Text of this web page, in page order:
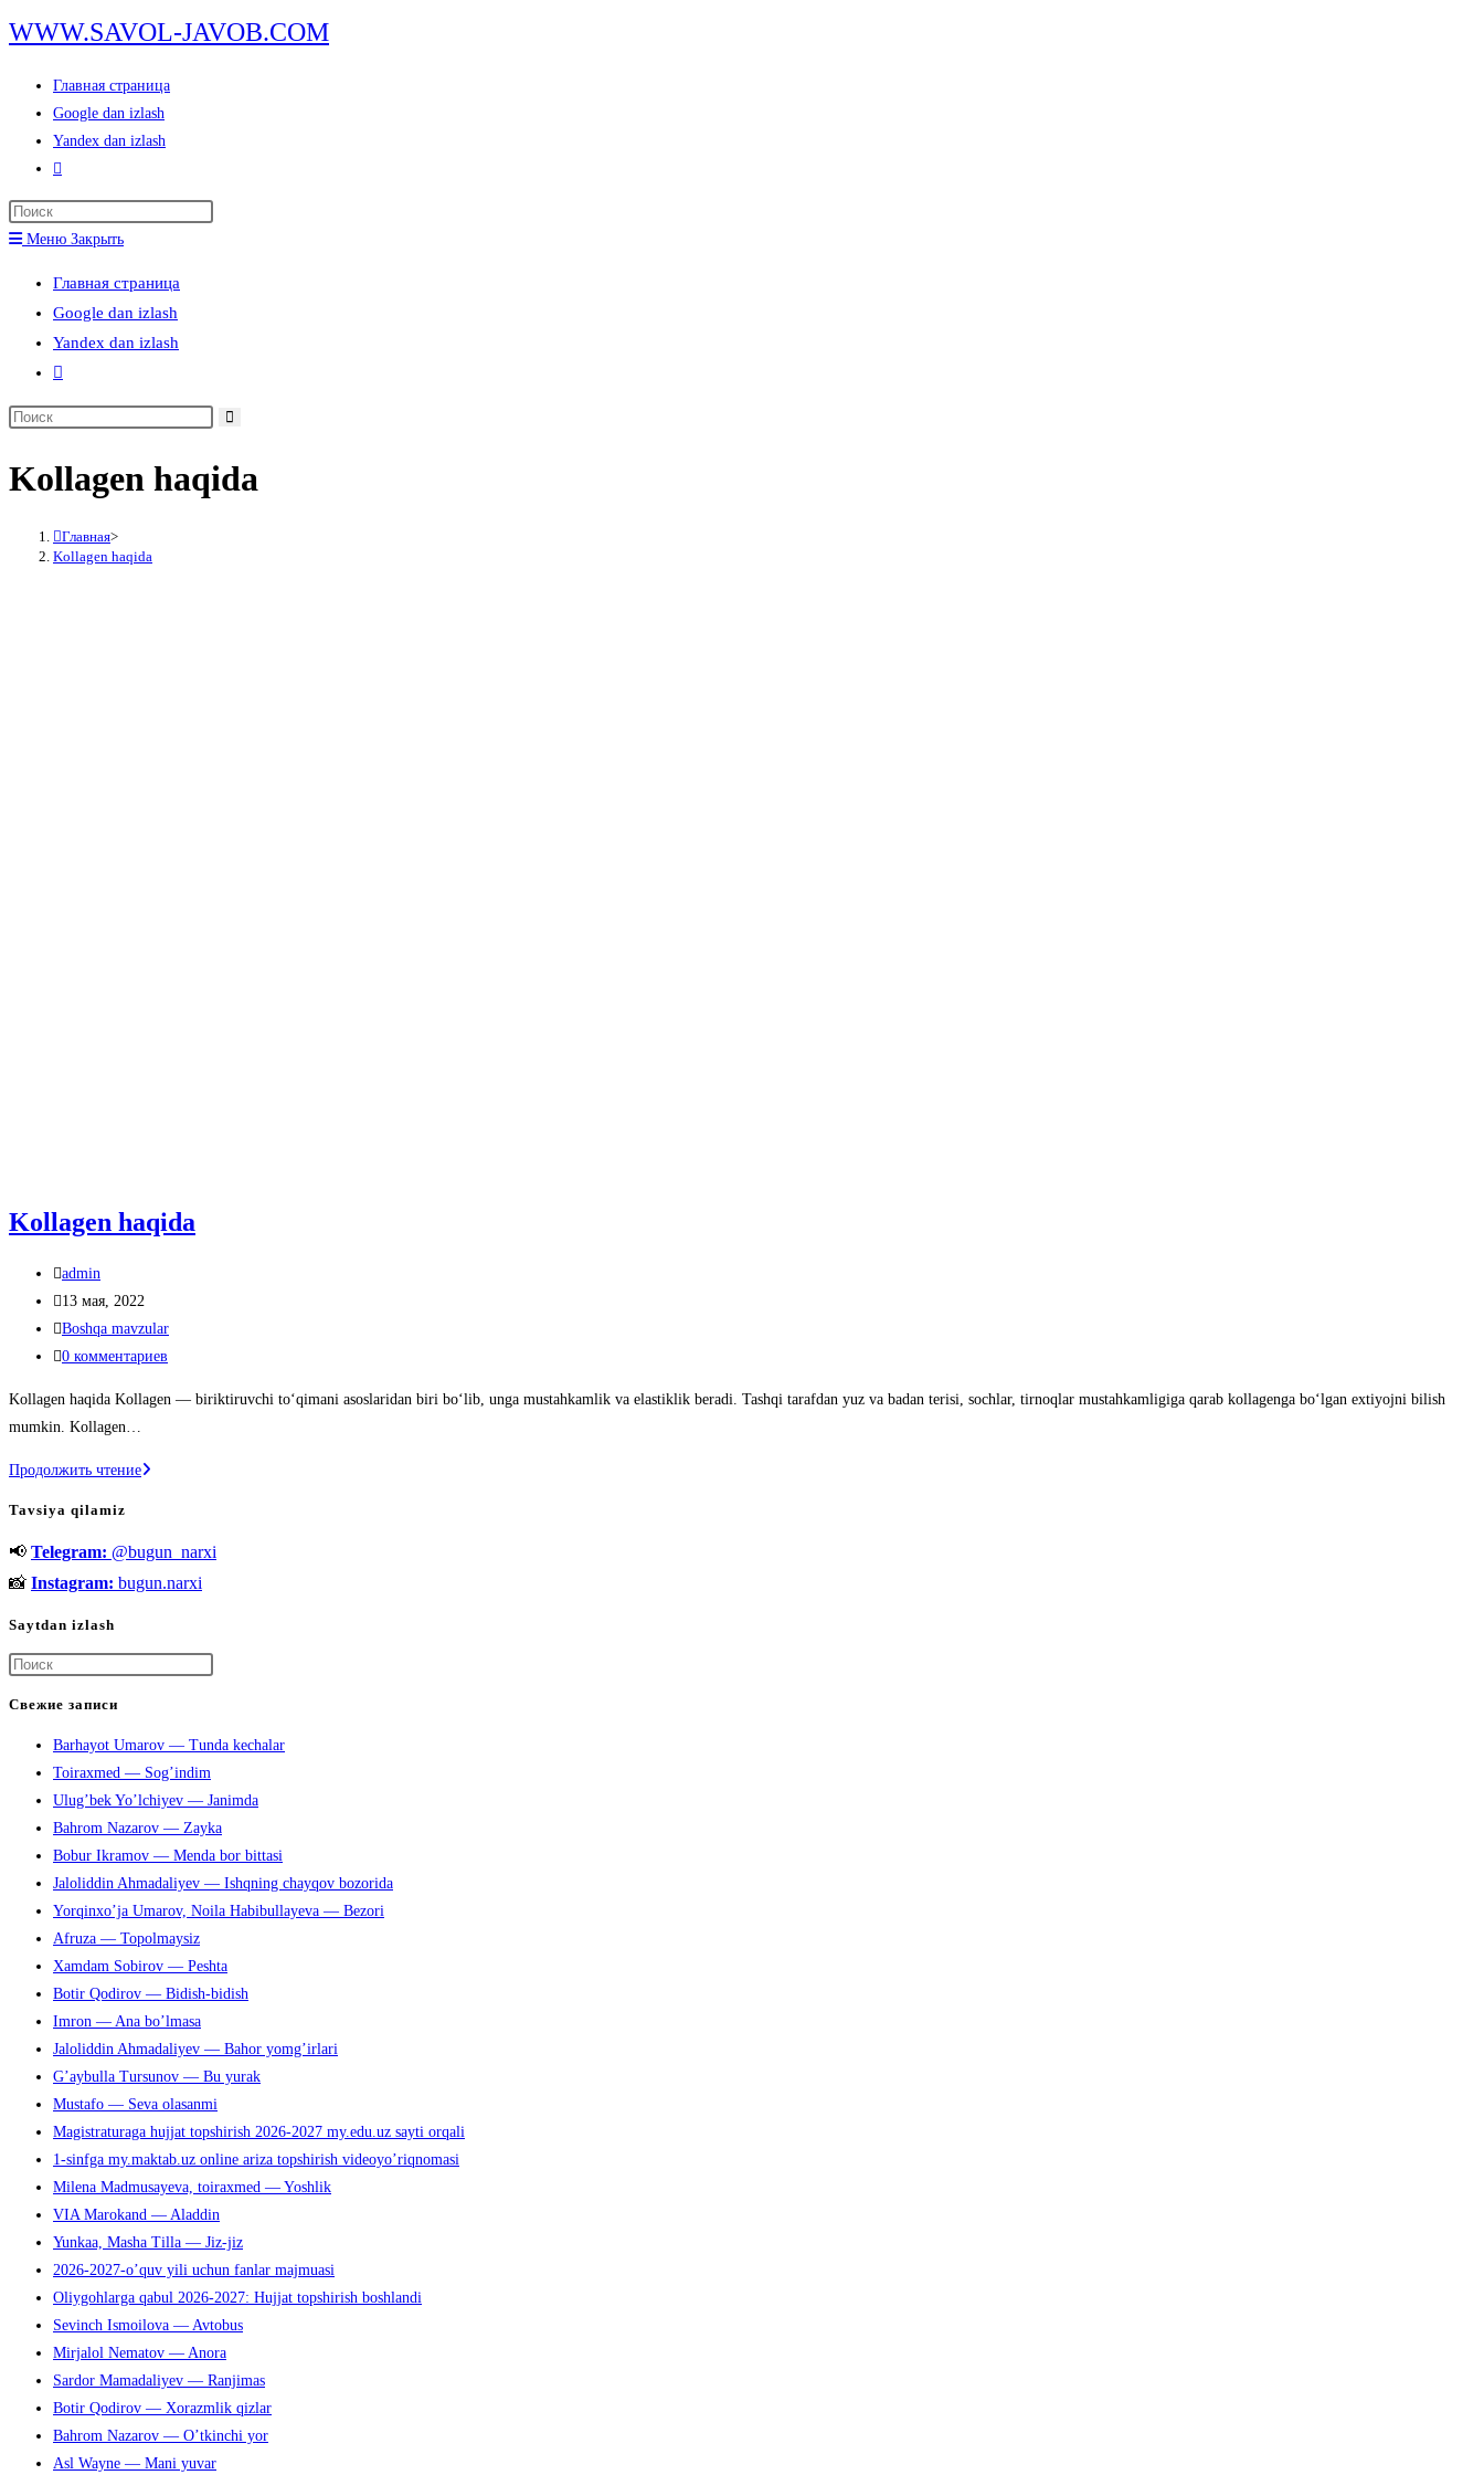
Перейти
к
содержимому
WWW.SAVOL-JAVOB.COM
Главная страница
Google dan izlash
Yandex dan izlash
Переключить
по
веб-
сайту
Меню Закрыть
Главная страница
Google dan izlash
Yandex dan izlash
Переключить
по
сайту
Поиск
сайте
Kollagen haqida
Главная>
Kollagen haqida
Kollagen haqida
Автор
записи:
admin
Запись
опубликована:
13 мая, 2022
Рубрика
записи:
Boshqa mavzular
Комментарии
записи:
0 комментариев
Kollagen haqida Kollagen — biriktiruvchi to‘qimani asoslaridan biri bo‘lib, unga mustahkamlik va elastiklik beradi. Tashqi tarafdan yuz va badan terisi, sochlar, tirnoqlar mustahkamligiga qarab kollagenga bo‘lgan extiyojni bilish
mumkin. Kollagen…
Продолжить чтениеKollagen
Tavsiya qilamiz
📢 Telegram: @bugun_narxi
📸 Instagram: bugun.narxi
Saytdan izlash
чтобы
панель
поиска.
Свежие записи
Barhayot Umarov — Tunda kechalar
Toiraxmed — Sog’indim
Ulug’bek Yo’lchiyev — Janimda
Bahrom Nazarov — Zayka
Bobur Ikramov — Menda bor bittasi
Jaloliddin Ahmadaliyev — Ishqning chayqov bozorida
Yorqinxo’ja Umarov, Noila Habibullayeva — Bezori
Afruza — Topolmaysiz
Xamdam Sobirov — Peshta
Botir Qodirov — Bidish-bidish
Imron — Ana bo’lmasa
Jaloliddin Ahmadaliyev — Bahor yomg’irlari
G’aybulla Tursunov — Bu yurak
Mustafo — Seva olasanmi
Magistraturaga hujjat topshirish 2026-2027 my.edu.uz sayti orqali
1-sinfga my.maktab.uz online ariza topshirish videoyo’riqnomasi
Milena Madmusayeva, toiraxmed — Yoshlik
VIA Marokand — Aladdin
Yunkaa, Masha Tilla — Jiz-jiz
2026-2027-o’quv yili uchun fanlar majmuasi
Oliygohlarga qabul 2026-2027: Hujjat topshirish boshlandi
Sevinch Ismoilova — Avtobus
Mirjalol Nematov — Anora
Sardor Mamadaliyev — Ranjimas
Botir Qodirov — Xorazmlik qizlar
Bahrom Nazarov — O’tkinchi yor
Asl Wayne — Mani yuvar